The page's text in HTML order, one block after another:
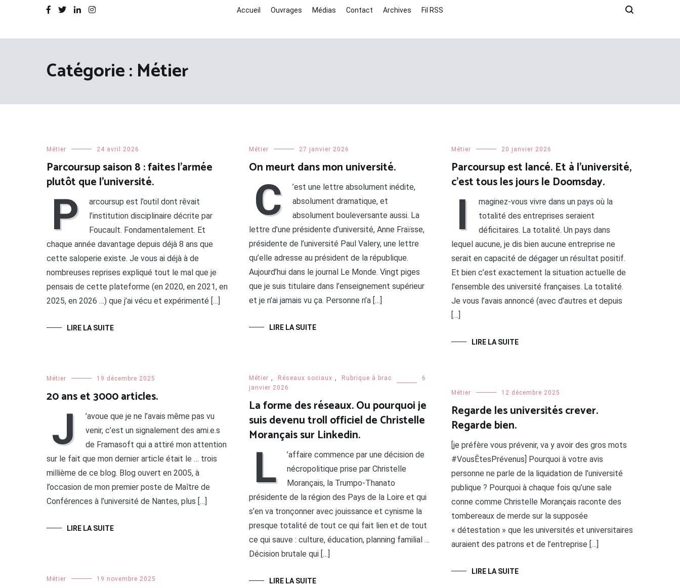
Accueil Ouvrages Médias Contact Archives Fil RSS
Catégorie : Métier
Métier 24 avril 2026
Parcoursup saison 8 : faites l’armée
plutôt que l’université.
P
arcoursup est l’outil dont rêvait
l’institution disciplinaire décrite par
Foucault. Fondamentalement. Et
chaque année davantage depuis déjà 8 ans que
cette saloperie existe. Je vous ai déjà à de
nombreuses reprises expliqué tout le mal que je
pensais de cette plateforme (en 2020, en 2021, en
2025, en 2026 …) que j’ai vécu et expérimenté […]
LIRE LA SUITE
Métier 27 janvier 2026
On meurt dans mon université.
C
’est une lettre absolument inédite,
absolument dramatique, et
absolument bouleversante aussi. La
lettre d’une présidente d’université, Anne Fraïsse,
présidente de l’université Paul Valery, une lettre
qu’elle adresse au président de la république.
Aujourd’hui dans le journal Le Monde. Vingt piges
que je suis titulaire dans l’enseignement supérieur
et je n’ai jamais vu ça. Personne n’a […]
LIRE LA SUITE
Métier 20 janvier 2026
Parcoursup est lancé. Et à l’université,
c’est tous les jours le Doomsday.
I
maginez-vous vivre dans un pays où la
totalité des entreprises seraient
déficitaires. La totalité. Un pays dans
lequel aucune, je dis bien aucune entreprise ne
serait en capacité de dégager un résultat positif.
Et bien c’est exactement la situation actuelle de
l’ensemble des université françaises. La totalité.
Je vous l’avais annoncé (avec d’autres et depuis
[…]
LIRE LA SUITE
Métier , Réseaux sociaux , Rubrique à brac
6
janvier 2026
La forme des réseaux. Ou pourquoi je
suis devenu troll officiel de Christelle
Morançais sur Linkedin.
L
’affaire commence par une décision de
nécropolitique prise par Christelle
Morançais, la Trumpo-Thanato
présidente de la région des Pays de la Loire et qui
s’en va tronçonner avec jouissance et cynisme la
presque totalité de tout ce qui fait lien et de tout
ce qui sauve : culture, éducation, planning familial …
Décision brutale qui […]
LIRE LA SUITE
Métier 19 décembre 2025
20 ans et 3000 articles.
J
’avoue que je ne l’avais même pas vu
venir, c’est un signalement des ami.e.s
de Framasoft qui a attiré mon attention
sur le fait que mon dernier article était le … trois
millième de ce blog. Blog ouvert en 2005, à
l’occasion de mon premier poste de Maître de
Conférences à l’université de Nantes, plus […]
LIRE LA SUITE
Métier 12 décembre 2025
Regarde les universités crever.
Regarde bien.
[je préfère vous prévenir, va y avoir des gros mots
#VousÊtesPrévenus] Pourquoi à votre avis
personne ne parle de la liquidation de l’université
publique ? Pourquoi à chaque fois qu’une sale
conne comme Christelle Morançais raconte des
tombereaux de merde sur la supposée
« détestation » que les universités et universitaires
auraient des patrons et de l’entreprise […]
LIRE LA SUITE
Métier 19 novembre 2025